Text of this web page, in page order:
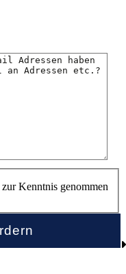
zur Kenntnis genommen